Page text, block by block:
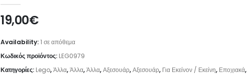
19,00€
Availability:1 σε απόθεμα
Κωδικός προϊόντος: LEG0979
Κατηγορίες: Lego,Άλλα,Άλλα,Άλλα,Αξεσουάρ,Αξεσουάρ, Για Εκείνον / Εκείνη, Εποχιακά,